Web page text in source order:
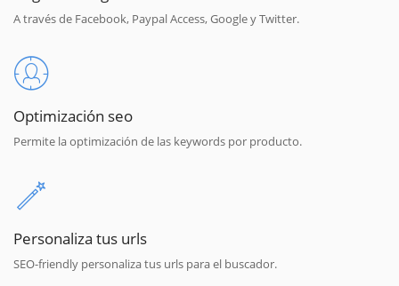
A través de Facebook, Paypal Access, Google y Twitter.
Optimización seo
Permite la optimización de las keywords por producto.
Personaliza tus urls
SEO-friendly personaliza tus urls para el buscador.